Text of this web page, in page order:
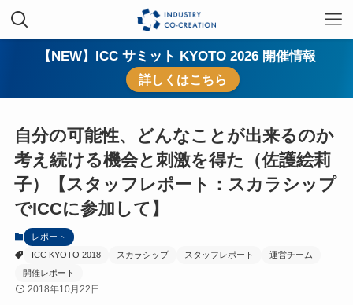
【NEW】ICC サミット KYOTO 2026 開催情報
詳しくはこちら
自分の可能性、どんなことが出来るのか
考え続ける機会と刺激を得た（佐護絵莉
子）【スタッフレポート：スカラシップ
でICCに参加して】
レポート
ICC KYOTO 2018
スカラシップ スタッフレポート
運営チーム
開催レポート
2018年10月22日